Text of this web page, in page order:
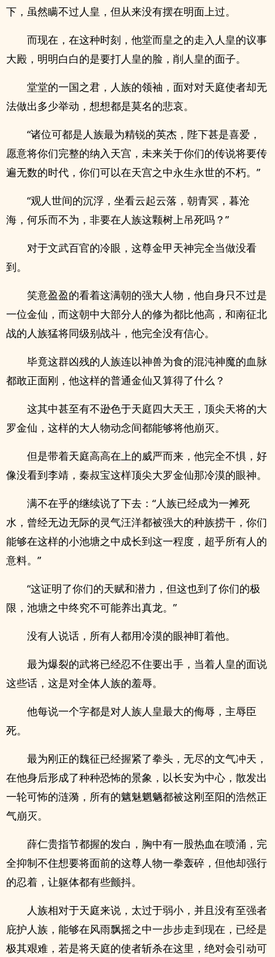
下，虽然瞒不过人皇，但从来没有摆在明面上过。
而现在，在这种时刻，他堂而皇之的走入人皇的议事
大殿，明明白白的是要打人皇的脸，削人皇的面子。
堂堂的一国之君，人族的领袖，面对对天庭使者却无
法做出多少举动，想想都是莫名的悲哀。
“诸位可都是人族最为精锐的英杰，陛下甚是喜爱，
愿意将你们完整的纳入天宫，未来关于你们的传说将要传
遍无数的时代，你们可以在天宫之中永生永世的不朽。”
“观人世间的沉浮，坐看云起云落，朝青冥，暮沧
海，何乐而不为，非要在人族这颗树上吊死吗？”
对于文武百官的冷眼，这尊金甲天神完全当做没看
到。
笑意盈盈的看着这满朝的强大人物，他自身只不过是
一位金仙，而这朝中大部分人的修为都比他高，和南征北
战的人族猛将同级别战斗，他完全没有信心。
毕竟这群凶残的人族连以神兽为食的混沌神魔的血脉
都敢正面刚，他这样的普通金仙又算得了什么？
这其中甚至有不逊色于天庭四大天王，顶尖天将的大
罗金仙，这样的大人物动念间都能够将他崩灭。
但是带着天庭高高在上的威严而来，他完全不惧，好
像没看到李靖，秦叔宝这样顶尖大罗金仙那冷漠的眼神。
满不在乎的继续说了下去：“人族已经成为一摊死
水，曾经无边无际的灵气汪洋都被强大的种族捞干，你们
能够在这样的小池塘之中成长到这一程度，超乎所有人的
意料。”
“这证明了你们的天赋和潜力，但这也到了你们的极
限，池塘之中终究不可能养出真龙。”
没有人说话，所有人都用冷漠的眼神盯着他。
最为爆裂的武将已经忍不住要出手，当着人皇的面说
这些话，这是对全体人族的羞辱。
他每说一个字都是对人族人皇最大的侮辱，主辱臣
死。
最为刚正的魏征已经握紧了拳头，无尽的文气冲天，
在他身后形成了种种恐怖的景象，以长安为中心，散发出
一轮可怖的涟漪，所有的魑魅魍魉都被这刚至阳的浩然正
气崩灭。
薛仁贵指节都握的发白，胸中有一股热血在喷涌，完
全抑制不住想要将面前的这尊人物一拳轰碎，但他却强行
的忍着，让躯体都有些颤抖。
人族相对于天庭来说，太过于弱小，并且没有至强者
庇护人族，能够在风雨飘摇之中一步步走到现在，已经是
极其艰难，若是将天庭的使者斩杀在这里，绝对会引动可